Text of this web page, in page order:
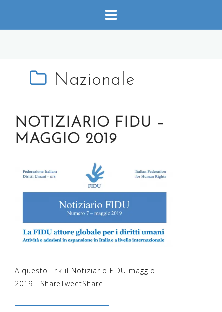
contenuto
Nazionale
NOTIZIARIO FIDU –
MAGGIO 2019
A questo link il Notiziario FIDU maggio
2019 ShareTweetShare